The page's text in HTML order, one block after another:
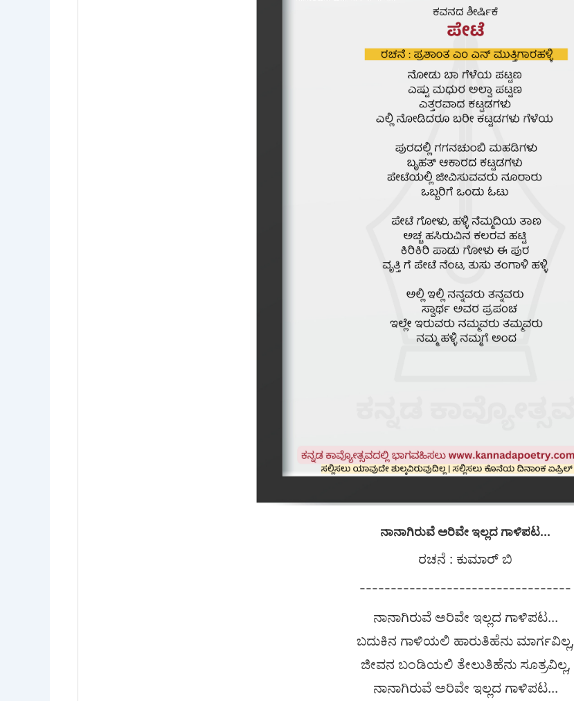
ನಾನಾಗಿರುವೆ ಅರಿವೇ ಇಲ್ಲದ ಗಾಳಿಪಟ...
ರಚನೆ : ಕುಮಾರ್ ಬಿ
----------------------------------
ನಾನಾಗಿರುವೆ ಅರಿವೇ ಇಲ್ಲದ ಗಾಳಿಪಟ...
ಬದುಕಿನ ಗಾಳಿಯಲಿ ಹಾರುತಿಹೆನು ಮಾರ್ಗವಿಲ್ಲ,
ಜೀವನ ಬಂಡಿಯಲಿ ತೇಲುತಿಹೆನು ಸೂತ್ರವಿಲ್ಲ,
ನಾನಾಗಿರುವೆ ಅರಿವೇ ಇಲ್ಲದ ಗಾಳಿಪಟ...